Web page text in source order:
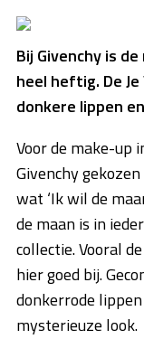
Bij Givenchy is
heel heftig. De
donkere lippen
Voor de make-up
Givenchy
wat ‘Ik wil de
de maan is in
collectie. Vooral
hier goed bij.
donkerrode
mysterieuze look.